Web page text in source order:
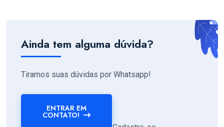
Ainda tem alguma dúvida?
Tiramos suas dúvidas por Whatsapp!
ENTRAR EM
CONTATO!